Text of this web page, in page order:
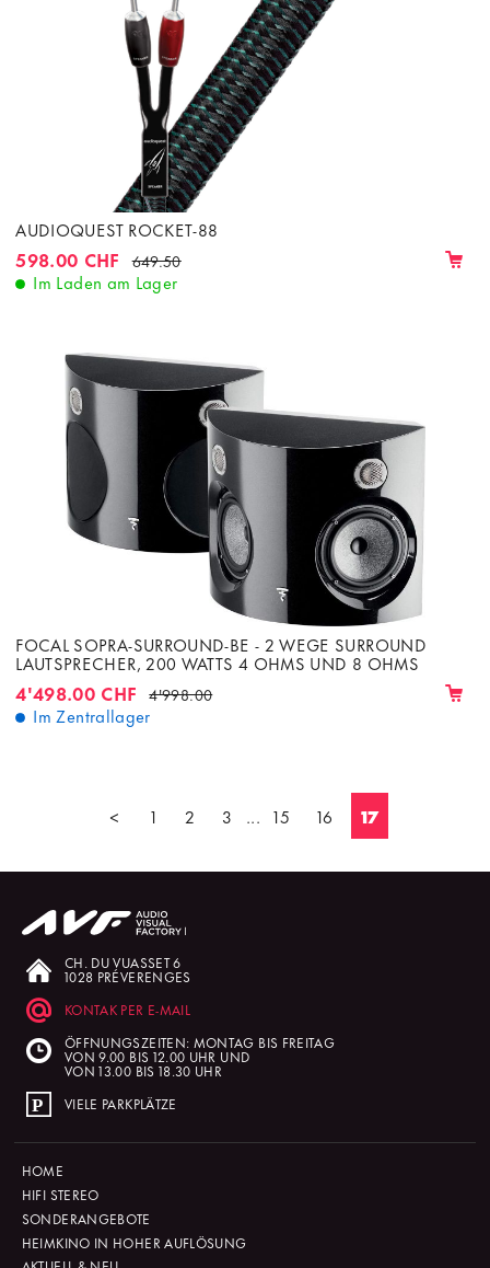
AUDIOQUEST ROCKET-88
598.00 CHF 649.50
Im Laden am Lager
FOCAL SOPRA-SURROUND-BE - 2 WEGE SURROUND
LAUTSPRECHER, 200 WATTS 4 OHMS UND 8 OHMS
4'498.00 CHF 4'998.00
Im Zentrallager
< 1 2 3 ... 15 16 17
CH. DU VUASSET 6
1028 PRÉVERENGES
KONTAK PER E-MAIL
ÖFFNUNGSZEITEN: MONTAG BIS FREITAG
VON 9.00 BIS 12.00 UHR UND
VON 13.00 BIS 18.30 UHR
VIELE PARKPLÄTZE
HOME
HIFI STEREO
SONDERANGEBOTE
HEIMKINO IN HOHER AUFLÖSUNG